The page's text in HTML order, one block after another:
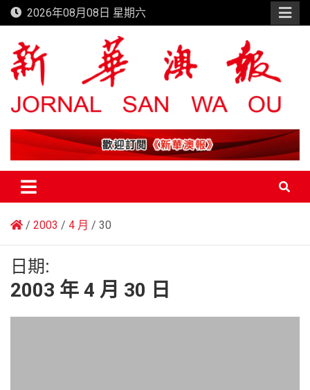
Skip
to
content
2026年08月08日 星期六
新華澳報
2003 4 月 30
日期:
2003 年 4 月 30 日